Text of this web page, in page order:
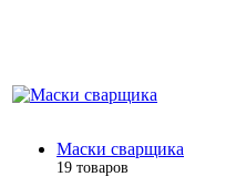
Маски сварщика
19 товаров